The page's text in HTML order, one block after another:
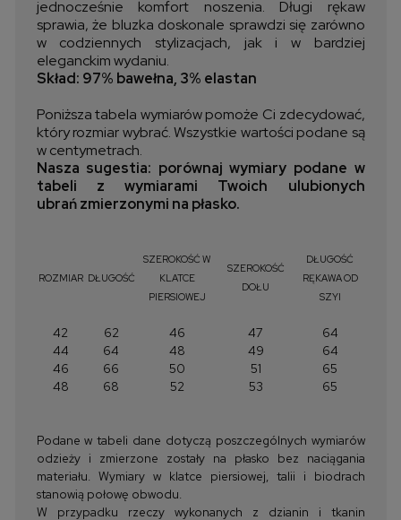
jednocześnie komfort noszenia. Długi rękaw
sprawia, że bluzka doskonale sprawdzi się zarówno
w codziennych stylizacjach, jak i w bardziej
eleganckimwydaniu.
Skład: 97% bawełna, 3% elastan
Poniższa tabela wymiarów pomoże Ci zdecydować,
który rozmiar wybrać. Wszystkie wartości podane są
w centymetrach.
Nasza sugestia: porównaj wymiary podane w
tabeli z wymiarami Twoich ulubionych
ubrań zmierzonymi na płasko.
ROZMIAR DŁUGOŚĆ
SZEROKOŚĆ W
KLATCE
PIERSIOWEJ
SZEROKOŚĆ
DOŁU
DŁUGOŚĆ
RĘKAWA OD
SZYI
42 62 46 47
64
44
64 48 49
64
46
66 50 51
65
48
68 52 53 65
Podane w tabeli dane dotyczą poszczególnych wymiarów
odzieży i zmierzone zostały na płasko bez naciągania
materiału. Wymiary w klatce piersiowej, talii i biodrach
stanowią połowę obwodu.
W przypadku rzeczy wykonanych z dzianin i tkanin